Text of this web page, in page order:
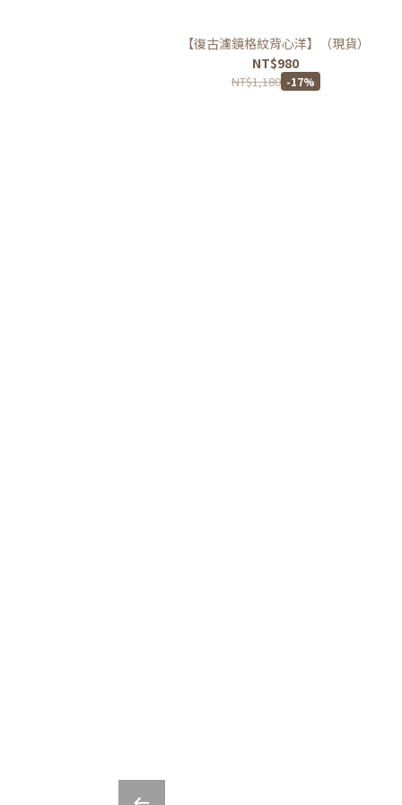
【復古濾鏡格紋背心洋】（現貨）
NT$980
NT$1,180 -17%